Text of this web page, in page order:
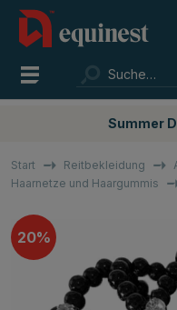
Summer
Start Reitbekleidung
Haarnetze und Haargummis
20